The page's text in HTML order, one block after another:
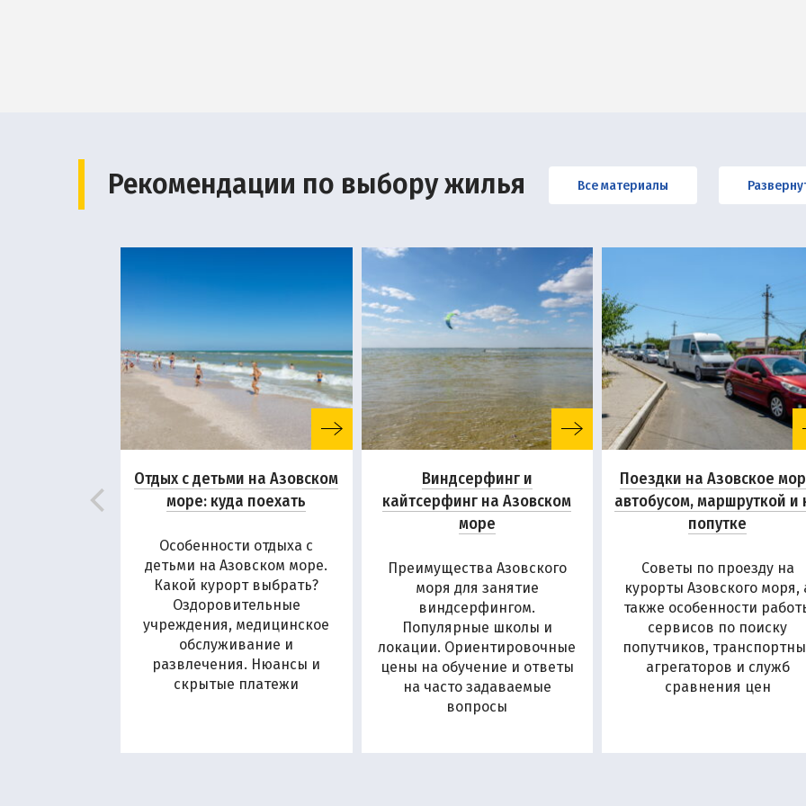
Рекомендации по выбору жилья Все материалы
Отдых с детьми на Азовском
море: куда поехать
Особенности отдыха с
детьми на Азовском море.
Какой курорт выбрать?
Оздоровительные
учреждения, медицинское
обслуживание и
развлечения. Нюансы и
скрытые платежи
Виндсерфинг и
кайтсерфинг на Азовском
море
Преимущества Азовского
моря для занятие
виндсерфингом.
Популярные школы и
локации. Ориентировочные
цены на обучение и ответы
на часто задаваемые
вопросы
Поездки на Азовское
автобусом, маршруткой и
попутке
Советы по проезду на
курорты Азовского моря,
также особенности
сервисов по поиску
попутчиков,
агрегаторов и служб
сравнения цен